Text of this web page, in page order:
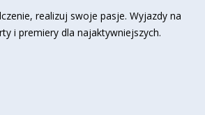
realizuj swoje pasje. Wyjazdy na
i premiery dla najaktywniejszych.